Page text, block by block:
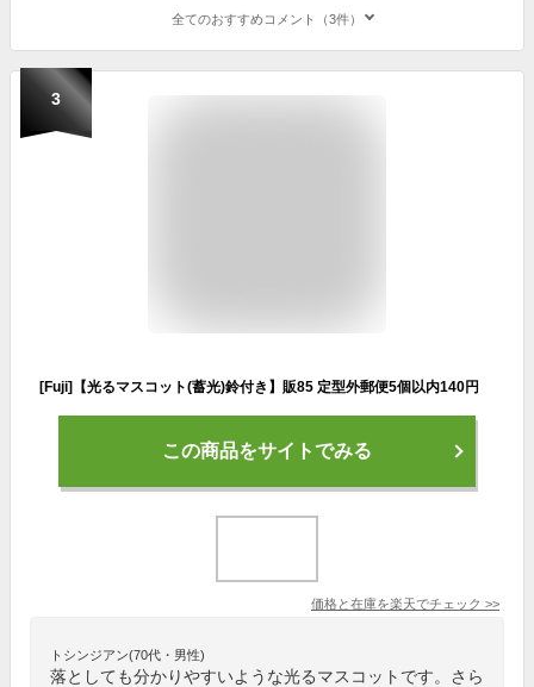
全てのおすすめコメント（3件）
3
[Fuji]【光るマスコット(蓄光)鈴付き】販85 定型外郵便5個以内140円
この商品をサイトでみる
価格と在庫を楽天でチェック >>
トシンジアン(70代・男性)
落としても分かりやすいような光るマスコットです。さら